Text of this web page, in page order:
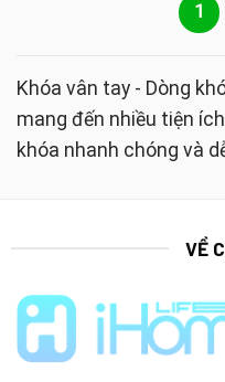
1
Khóa vân tay - Dòng
mang đến nhiều tiện
khóa nhanh chóng và
VỀ